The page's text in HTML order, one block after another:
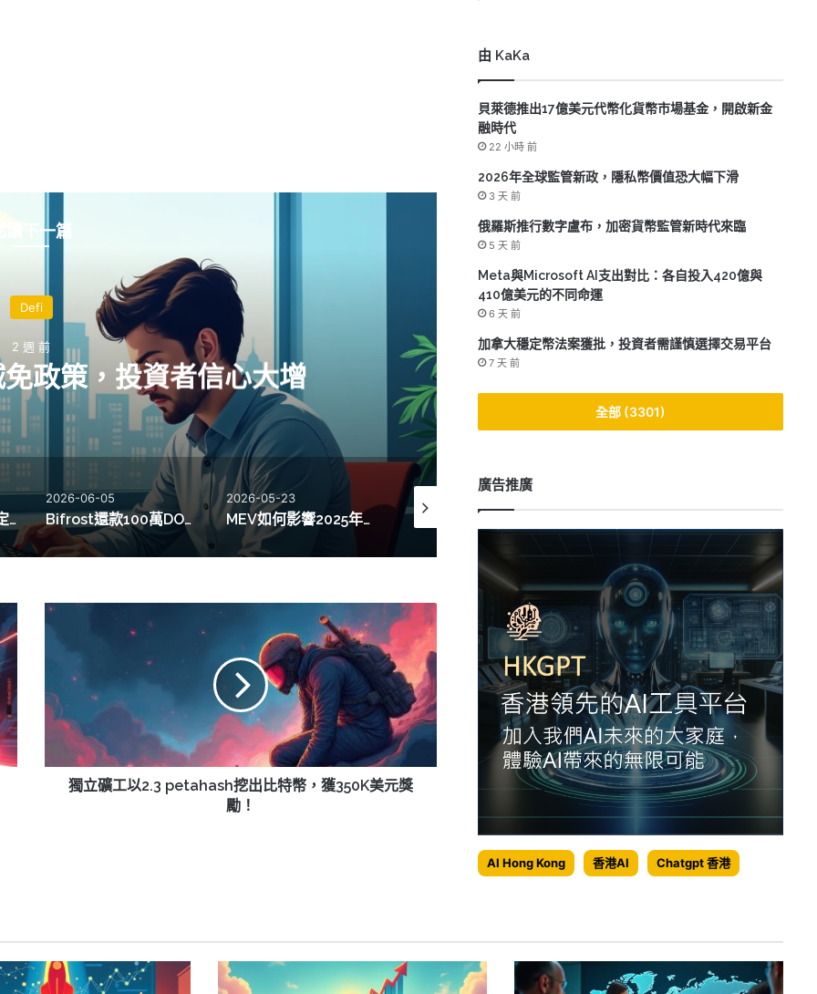
讀下一篇
Defi
2 週 前
政策，投資者信心大增 Fidelity推出FIDD穩定幣
Fidelity推出FIDD穩定幣流動性池，管理資產達5.8兆美元
2026-06-05
Bifrost還款100萬DOT，獲得53,000 DOT收益展現流動性創新
2026-05-23
MEV如何影響2025年去中心化交易所337萬美元套利利潤
獨
以
2.3
petahash
出
獨立礦工以2.3 petahash挖出比特幣，獲350K美元獎
勵！
由 KaKa
貝萊德推出17億美元代幣化貨幣市場基金，開啟新金
融時代
22 小時 前
2026年全球監管新政，隱私幣價值恐大幅下滑
3 天 前
俄羅斯推行數字盧布，加密貨幣監管新時代來臨
5 天 前
Meta與Microsoft AI支出對比：各自投入420億與
410億美元的不同命運
6 天 前
加拿大穩定幣法案獲批，投資者需謹慎選擇交易平台
7 天 前
全部 (3301)
廣告推廣
AI Hong Kong 香港AI Chatgpt 香港